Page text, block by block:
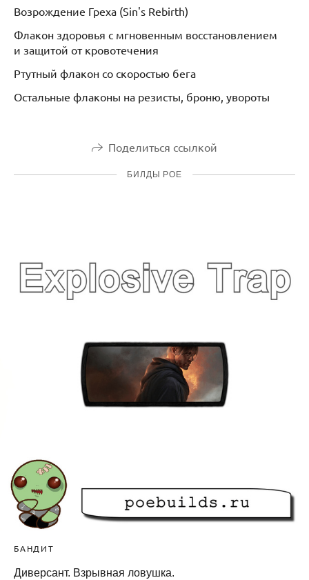
Возрождение Греха (Sin's Rebirth)
Флакон здоровья c мгновенным восстановлением
и защитой от кровотечения
Ртутный флакон со скоростью бега
Остальные флаконы на резисты, броню, увороты
Поделиться ссылкой
БИЛДЫ POE
БАНДИТ
Диверсант. Взрывная ловушка.